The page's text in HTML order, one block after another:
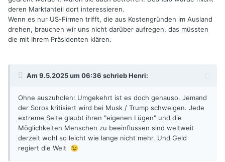
deren Marktanteil dort interessieren.
Wenn es nur US-Firmen trifft, die aus Kostengründen im Ausland
drehen, brauchen wir uns nicht darüber aufregen, das müssten
die mit Ihrem Präsidenten klären.
Am 9.5.2025 um 06:36 schriebHenri:
Ohne auszuholen: Umgekehrt ist es doch genauso. Jemand
der Soros kritisiert wird bei Musk / Trump schweigen. Jede
extreme Seite glaubt ihren "eigenen Lügen" und die
Möglichkeiten Menschen zu beeinflussen sind weltweit
derzeit wohl so leicht wie lange nicht mehr. Und Geld
regiert die Welt 😉